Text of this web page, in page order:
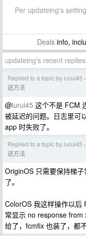
Per updateing's
Dealsinfo,
updateing's recent replies
Replied to a topic by lurui45 ›
送方法
@lurui45 这个不是 FCM
被延迟的问题。日志里可
app 时失败了。
Replied to a topic by lurui45 ›
送方法
OriginOS 只需要保持梯
了。
ColorOS 我这样操作以后
常显示 no response from
给了，fcmfix 也装了，都